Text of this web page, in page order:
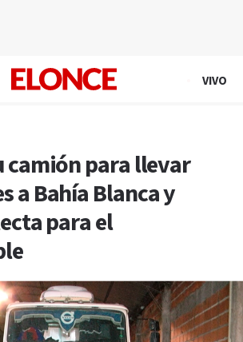
VIVO
camión para llevar
a Bahía Blanca y
para el